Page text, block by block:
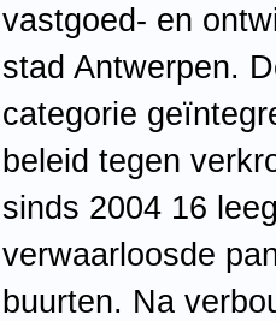
vastgoed- en
stad Antwerpen.
categorie
beleid tegen
sinds 2004 16
verwaarloosde
buurten. Na